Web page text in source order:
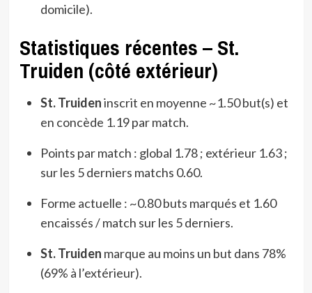
domicile).
Statistiques récentes – St.
Truiden (côté extérieur)
St. Truideninscrit en moyenne ~1.50 but(s) et
en concède 1.19 par match.
Points par match : global 1.78 ; extérieur 1.63 ;
sur les 5 derniers matchs 0.60.
Forme actuelle : ~0.80 buts marqués et 1.60
encaissés / match sur les 5 derniers.
St. Truiden marque au moins un but dans 78%
(69% à l’extérieur).